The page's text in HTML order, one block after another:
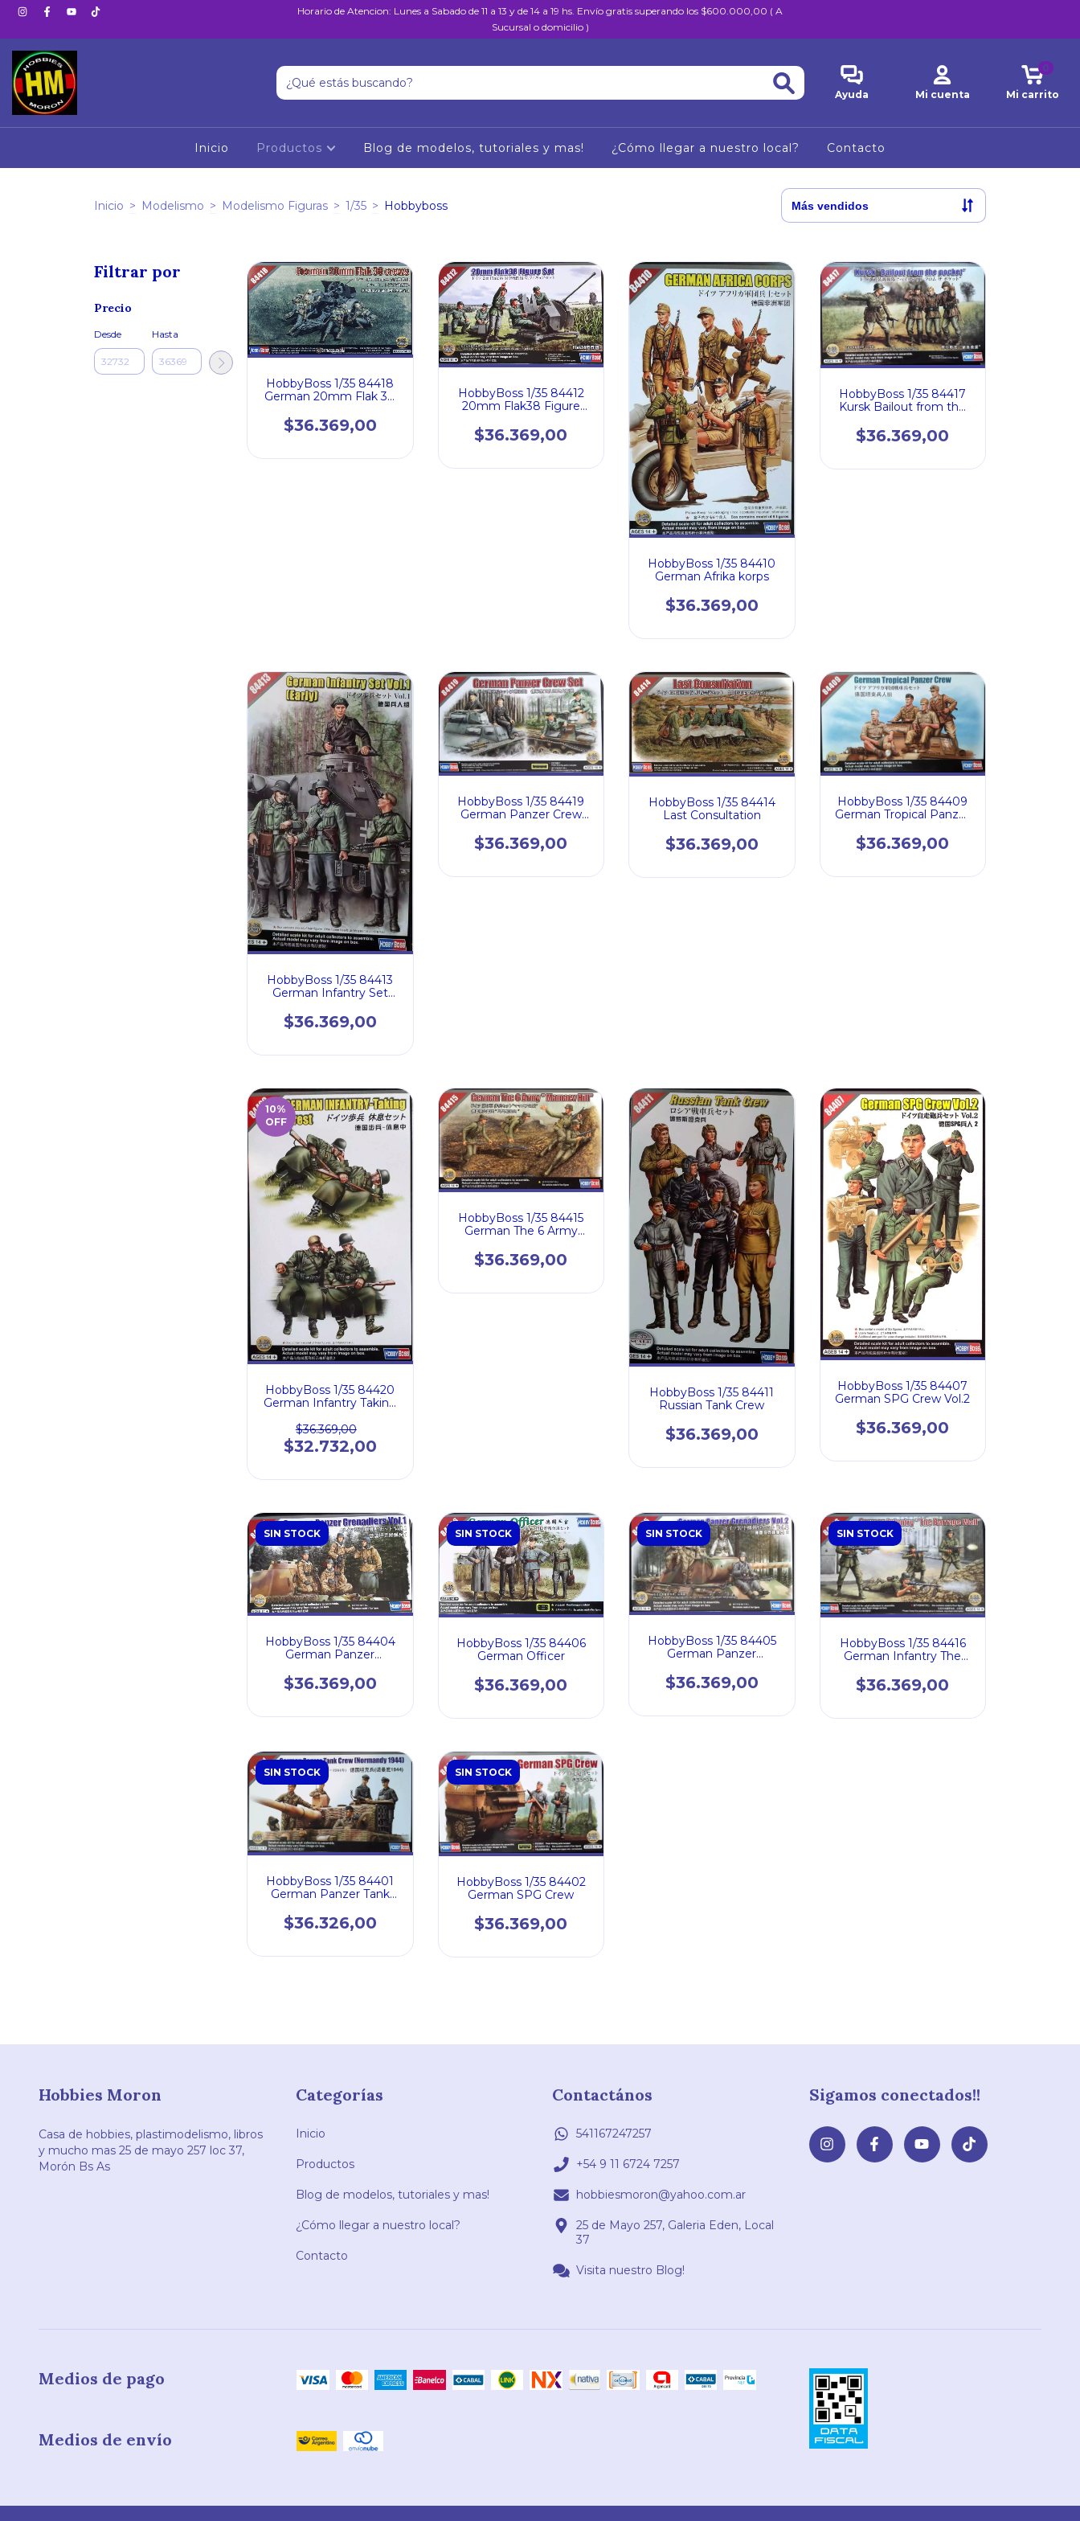
Horario de Atencion: Lunes a Sabado de 11 a 13 y de 14 a 19 hs. Envío gratis superando los $600.000,00 ( A
Sucursal o domicilio )
Ayuda Mi cuenta Mi carrito
0
Inicio Productos Blog de modelos, tutoriales y mas! ¿Cómo llegar a nuestro local? Contacto
Inicio > Modelismo > Modelismo Figuras > 1/35 > Hobbyboss
Filtrar por
Precio
Desde Hasta
HobbyBoss 1/35 84418
German 20mm Flak 38
$36.369,00
HobbyBoss 1/35 84412
20mm Flak38 Figure
$36.369,00
HobbyBoss 1/35 84410
German Afrika korps
$36.369,00
HobbyBoss 1/35 84417
Kursk Bailout from the
$36.369,00
HobbyBoss 1/35 84413
German Infantry Set
$36.369,00
HobbyBoss 1/35 84419
German Panzer Crew
$36.369,00
HobbyBoss 1/35 84414
Last Consultation
$36.369,00
HobbyBoss 1/35 84409
German Tropical Panzer
$36.369,00
10%
OFF
HobbyBoss 1/35 84420
German Infantry Taking
$36.369,00
$32.732,00
HobbyBoss 1/35 84415
German The 6 Army
$36.369,00
HobbyBoss 1/35 84411
Russian Tank Crew
$36.369,00
HobbyBoss 1/35 84407
German SPG Crew Vol.2
$36.369,00
SIN STOCK
HobbyBoss 1/35 84404
German Panzer
$36.369,00
SIN STOCK
HobbyBoss 1/35 84406
German Officer
$36.369,00
SIN STOCK
HobbyBoss 1/35 84405
German Panzer
$36.369,00
SIN STOCK
HobbyBoss 1/35 84416
German Infantry The
$36.369,00
SIN STOCK
HobbyBoss 1/35 84401
German Panzer Tank
$36.326,00
SIN STOCK
HobbyBoss 1/35 84402
German SPG Crew
$36.369,00
Hobbies Moron
Casa de hobbies, plastimodelismo, libros
y mucho mas 25 de mayo 257 loc 37,
Morón Bs As
Categorías
Inicio
Productos
Blog de modelos, tutoriales y mas!
¿Cómo llegar a nuestro local?
Contacto
Contactános
541167247257
+54 9 11 6724 7257
hobbiesmoron@yahoo.com.ar
25 de Mayo 257, Galeria Eden, Local
37
Visita nuestro Blog!
Sigamos conectados!!
Medios de pago
Medios de envío